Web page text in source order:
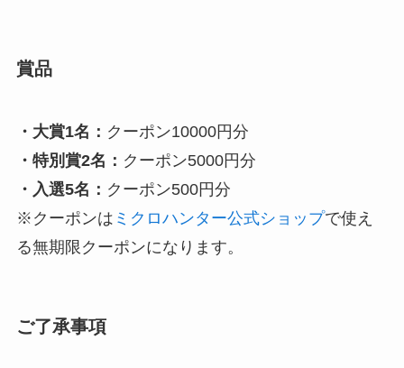
賞品
・大賞1名： クーポン10000円分
・特別賞2名： クーポン5000円分
・入選5名： クーポン500円分
※クーポンは ミクロハンター公式ショップで使え
る無期限クーポンになります。
ご了承事項